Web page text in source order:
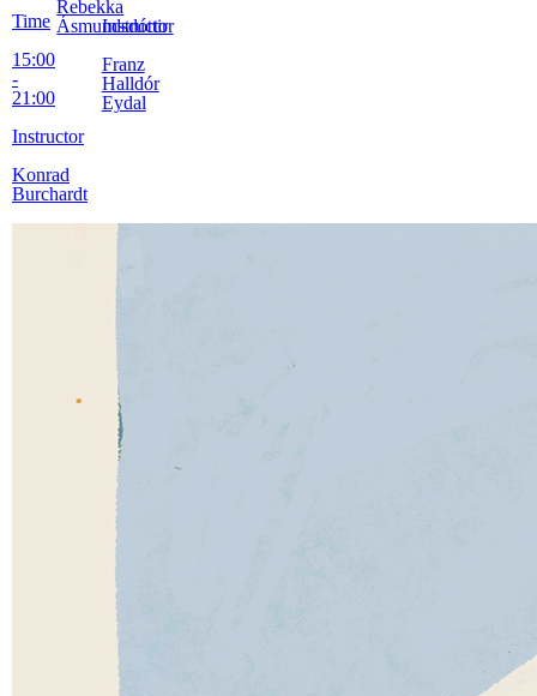
Time
15:00
-
21:00
Instructor
Konrad
Burchardt
Rebekka
Ásmundsdóttir
Instructor
Franz
Halldór
Eydal